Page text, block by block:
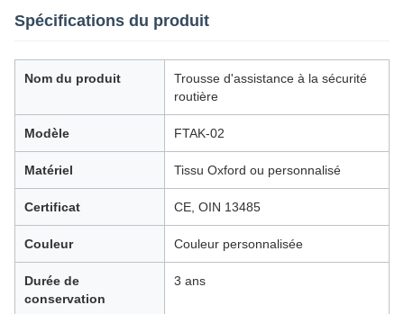
Spécifications du produit
Nom du produit
Trousse d'assistance à la sécurité
routière
Modèle FTAK-02
Matériel Tissu Oxford ou personnalisé
Certificat CE, OIN 13485
Couleur Couleur personnalisée
Durée de
conservation
3 ans